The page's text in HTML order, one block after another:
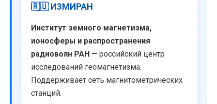
🇷🇺 ИЗМИРАН
Институт земного магнетизма,
ионосферы и распространения
радиоволн РАН — российский центр
исследований геомагнетизма.
Поддерживает сеть магнитометрических
станций.